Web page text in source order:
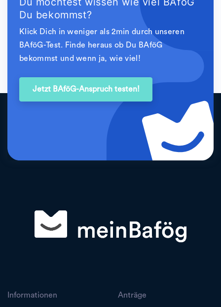
Du bekommst?
Klick Dich in weniger als 2min durch unseren
BAföG-Test. Finde heraus ob Du BAföG
bekommst und wenn ja, wie viel!
Jetzt BAföG-Anspruch testen!
Informationen Anträge